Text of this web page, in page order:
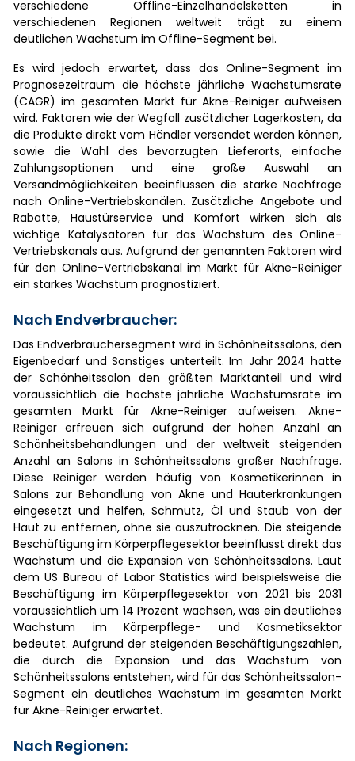
verschiedene Offline-Einzelhandelsketten in
verschiedenen Regionen weltweit trägt zu einem
deutlichen Wachstum im Offline-Segment bei.
Es wird jedoch erwartet, dass das Online-Segment im
Prognosezeitraum die höchste jährliche Wachstumsrate
(CAGR) im gesamten Markt für Akne-Reiniger aufweisen
wird. Faktoren wie der Wegfall zusätzlicher Lagerkosten, da
die Produkte direkt vom Händler versendet werden können,
sowie die Wahl des bevorzugten Lieferorts, einfache
Zahlungsoptionen und eine große Auswahl an
Versandmöglichkeiten beeinflussen die starke Nachfrage
nach Online-Vertriebskanälen. Zusätzliche Angebote und
Rabatte, Haustürservice und Komfort wirken sich als
wichtige Katalysatoren für das Wachstum des Online-
Vertriebskanals aus. Aufgrund der genannten Faktoren wird
für den Online-Vertriebskanal im Markt für Akne-Reiniger
ein starkes Wachstum prognostiziert.
Nach Endverbraucher:
Das Endverbrauchersegment wird in Schönheitssalons, den
Eigenbedarf und Sonstiges unterteilt. Im Jahr 2024 hatte
der Schönheitssalon den größten Marktanteil und wird
voraussichtlich die höchste jährliche Wachstumsrate im
gesamten Markt für Akne-Reiniger aufweisen. Akne-
Reiniger erfreuen sich aufgrund der hohen Anzahl an
Schönheitsbehandlungen und der weltweit steigenden
Anzahl an Salons in Schönheitssalons großer Nachfrage.
Diese Reiniger werden häufig von Kosmetikerinnen in
Salons zur Behandlung von Akne und Hauterkrankungen
eingesetzt und helfen, Schmutz, Öl und Staub von der
Haut zu entfernen, ohne sie auszutrocknen. Die steigende
Beschäftigung im Körperpflegesektor beeinflusst direkt das
Wachstum und die Expansion von Schönheitssalons. Laut
dem US Bureau of Labor Statistics wird beispielsweise die
Beschäftigung im Körperpflegesektor von 2021 bis 2031
voraussichtlich um 14 Prozent wachsen, was ein deutliches
Wachstum im Körperpflege- und Kosmetiksektor
bedeutet. Aufgrund der steigenden Beschäftigungszahlen,
die durch die Expansion und das Wachstum von
Schönheitssalons entstehen, wird für das Schönheitssalon-
Segment ein deutliches Wachstum im gesamten Markt
für Akne-Reiniger erwartet.
Nach Regionen: